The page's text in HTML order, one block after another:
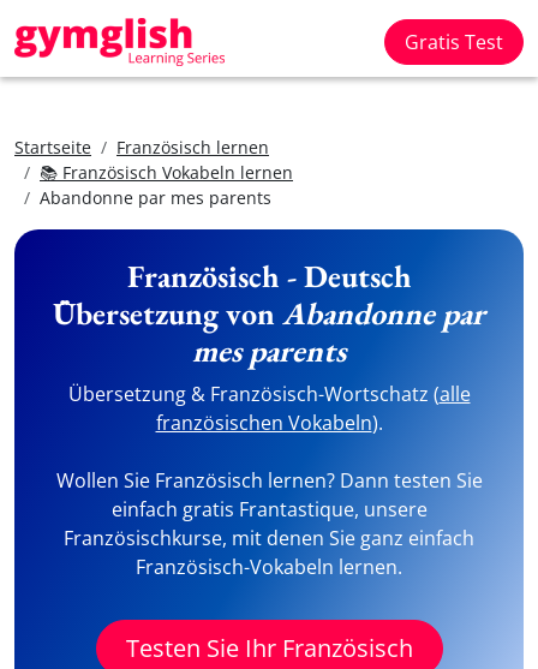
Gratis Test
Startseite
Französisch lernen
📚 Französisch Vokabeln lernen
Abandonne par mes parents
Französisch - Deutsch
Übersetzung vonAbandonne par
mes parents
Übersetzung & Französisch-Wortschatz (alle
französischen Vokabeln).
Wollen Sie Französisch lernen? Dann testen Sie
einfach gratis Frantastique, unsere
Französischkurse, mit denen Sie ganz einfach
Französisch-Vokabeln lernen.
Testen Sie Ihr Französisch